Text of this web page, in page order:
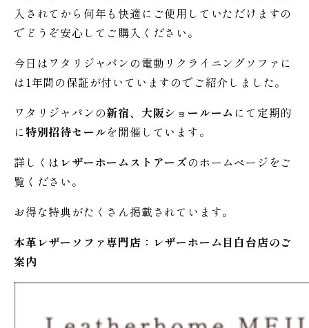
入されてから何年も快適にご使用していただけますの
でどうぞ安心してご購入ください。
今日はワタリジャパンの電動リクライニングソファに
は1年間の保証が付いていますのでご紹介しました。
ワタリジャパンの新宿、大阪ショールーム にて定期的
に特別招待セールを開催しています。
詳しくは レザーホームストアーズのホームページをご
覧ください。
お得な特典がたくさん掲載されています。
本革レザーソファ専門店：レザーホーム 目白台店のご
案内